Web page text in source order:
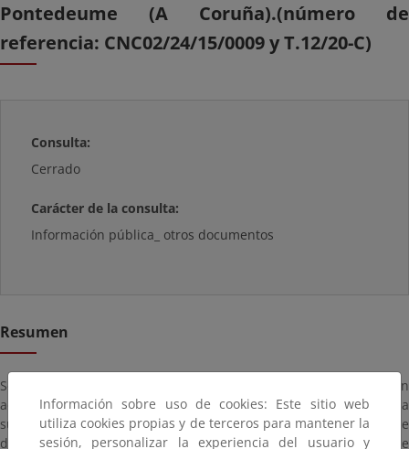
Pontedeume (A Coruña).(número de
referencia: CNC02/24/15/0009 y T.12/20-C)
Consulta:
Cerrado
Carácter de la consulta:
Información pública_ otros documentos
Resumen
Se tramita en esta Demarcación la solicitud de concesión
administrativa presentada por Río Covés, S.L. para ocupar una
superficie de diecisiete con veinte metros cuadrados (17,20 m2) de
dominio público marítimo-terrestre con destino a la instalación de
Información sobre uso de cookies: Este sitio web
utiliza cookies propias y de terceros para mantener la
sesión, personalizar la experiencia del usuario y